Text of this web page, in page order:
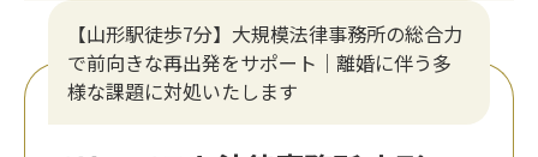
【山形駅徒歩7分】大規模法律事務所の総合力
で前向きな再出発をサポート｜離婚に伴う多
様な課題に対処いたします